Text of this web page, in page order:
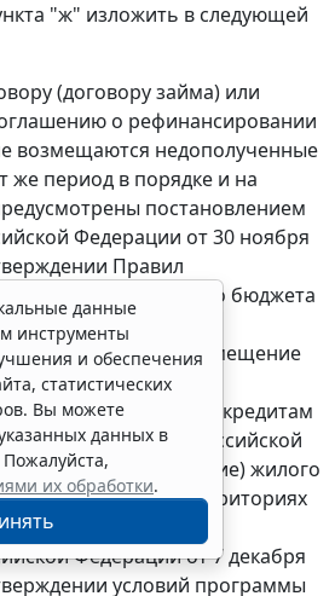
"ж" изложить в следующей
(договору займа) или
о рефинансировании
возмещаются недополученные
же период в порядке и на
постановлением
Федерации от 30 ноября
Правил
из федерального бюджета
организациям и
"ДОМ.РФ" на возмещение
по выданным
(ипотечным) кредитам
гражданам Российской
(приобретение) жилого
на сельских территориях
постановлением
Федерации от 7 декабря
условий программы
данные
инструменты
и обеспечения
статистических
Вы можете
данных в
Пожалуйста,
их обработки.